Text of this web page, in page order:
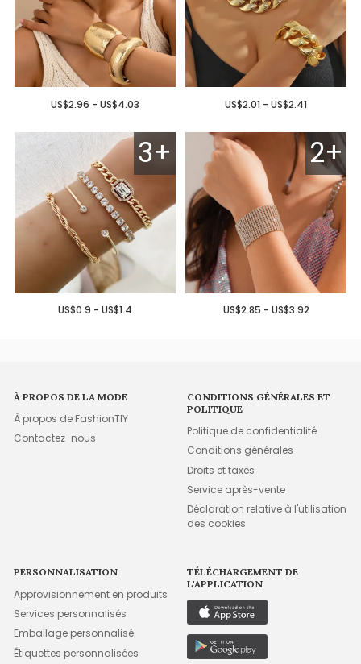
US$2.96 - US$4.03 US$2.01 - US$2.41
3+
US$0.9 - US$1.4
2+
US$2.85 - US$3.92
À PROPOS DE LA MODE
À propos de FashionTIY
Contactez-nous
CONDITIONS GÉNÉRALES ET
POLITIQUE
Politique de confidentialité
Conditions générales
Droits et taxes
Service après-vente
Déclaration relative à l'utilisation
des cookies
PERSONNALISATION
Approvisionnement en produits
Services personnalisés
Emballage personnalisé
Étiquettes personnalisées
TÉLÉCHARGEMENT DE
L'APPLICATION